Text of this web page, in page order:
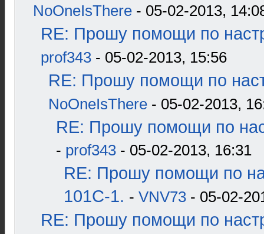
NoOneIsThere - 05-02-2013,
RE: Прошу помощи по
prof343 - 05-02-2013, 15:56
RE: Прошу помощи по
NoOneIsThere - 05-02-2013,
RE: Прошу помощи по
- prof343 - 05-02-2013, 16:31
RE: Прошу помощи по
101С-1. - VNV73 - 05-02-
RE: Прошу помощи по